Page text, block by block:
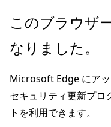
メ
ン
ン
テ
ン
このブラウザ
なりました。
Microsoft Edge にアッ
セキュリティ更新プロ
トを利用できます。